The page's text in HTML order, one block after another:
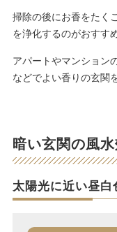
掃除の後にお香をたく
を浄化するのがおすす
アパートやマンション
などでよい香りの玄関
暗い玄関の風
太陽光に近い昼